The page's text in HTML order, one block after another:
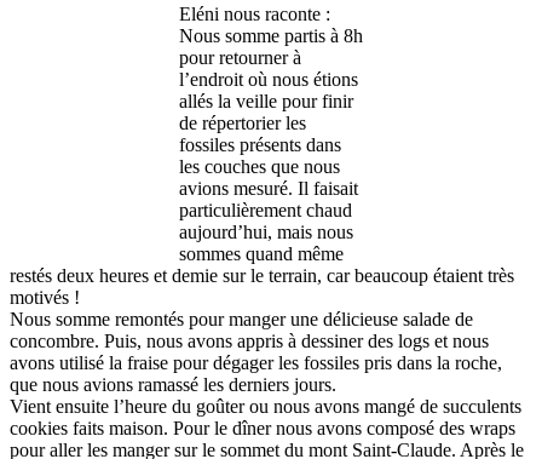
Eléni nous raconte :
Nous somme partis à 8h
pour retourner à
l’endroit où nous étions
allés la veille pour finir
de répertorier les
fossiles présents dans
les couches que nous
avions mesuré. Il faisait
particulièrement chaud
aujourd’hui, mais nous
sommes quand même
restés deux heures et demie sur le terrain, car beaucoup étaient très
motivés !
Nous somme remontés pour manger une délicieuse salade de
concombre. Puis, nous avons appris à dessiner des logs et nous
avons utilisé la fraise pour dégager les fossiles pris dans la roche,
que nous avions ramassé les derniers jours.
Vient ensuite l’heure du goûter ou nous avons mangé de succulents
cookies faits maison. Pour le dîner nous avons composé des wraps
pour aller les manger sur le sommet du mont Saint-Claude. Après le